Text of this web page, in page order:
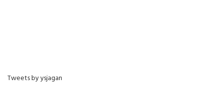
Tweets by ysjagan